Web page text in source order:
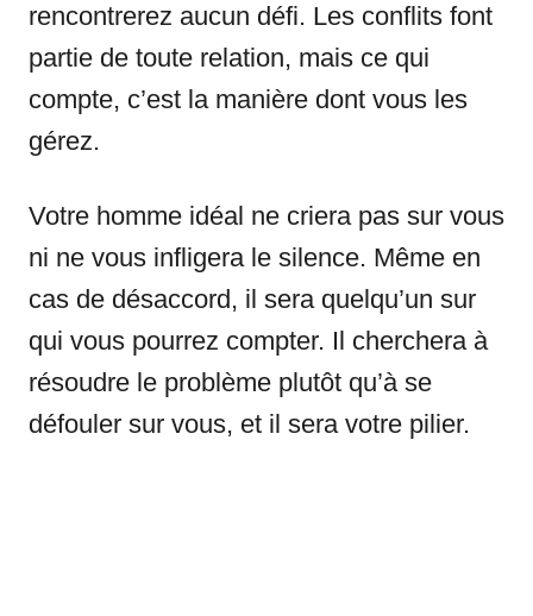
rencontrerez aucun défi. Les conflits font
partie de toute relation, mais ce qui
compte, c’est la manière dont vous les
gérez.
Votre homme idéal ne criera pas sur vous
ni ne vous infligera le silence. Même en
cas de désaccord, il sera quelqu’un sur
qui vous pourrez compter. Il cherchera à
résoudre le problème plutôt qu’à se
défouler sur vous, et il sera votre pilier.